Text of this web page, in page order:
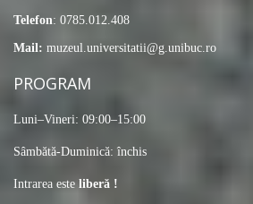
Telefon: 0785.012.408
Mail: muzeul.universitatii@g.unibuc.ro
PROGRAM
Luni–Vineri: 09:00–15:00
Sâmbătă-Duminică: închis
Intrarea este liberă !